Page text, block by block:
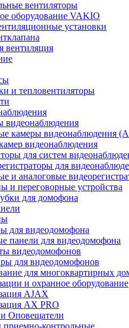
вентиляторы
оборудование VAKIO
установки
вентиляция
и тепловентиляторы
видеонаблюдения
камеры видеонаблюдения
видеонаблюдения
для систем
для
и аналоговые
и переговорные устройства
для домофона
для видеодомофона
панели для видеодомофона
видеодомофонов
для видеодомофонов
для многоквартирных
и охранное оборудование
AJAX
AX PRO
Оповещатели